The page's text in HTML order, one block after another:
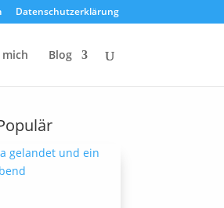
Datenschutzerklärung
Blog